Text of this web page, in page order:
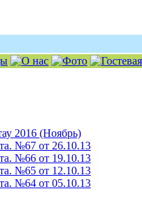
2016 (Ноябрь)
№67 от 26.10.13
№66 от 19.10.13
№65 от 12.10.13
№64 от 05.10.13